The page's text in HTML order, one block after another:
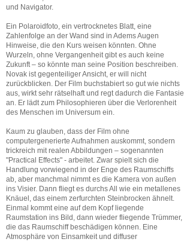
und Navigator.
Ein Polaroidfoto, ein vertrocknetes Blatt, eine
Zahlenfolge an der Wand sind in Adems Augen
Hinweise, die den Kurs weisen könnten. Ohne
Wurzeln, ohne Vergangenheit gibt es auch keine
Zukunft – so könnte man seine Position beschreiben.
Novak ist gegenteiliger Ansicht, er will nicht
zurückblicken. Der Film buchstabiert so gut wie nichts
aus, wirkt sehr rätselhaft und regt dadurch die Fantasie
an. Er lädt zum Philosophieren über die Verlorenheit
des Menschen im Universum ein.
Kaum zu glauben, dass der Film ohne
computergenerierte Aufnahmen auskommt, sondern
trickreich mit realen Abbildungen – sogenannten
"Practical Effects" - arbeitet. Zwar spielt sich die
Handlung vorwiegend in der Enge des Raumschiffs
ab, aber manchmal nimmt es die Kamera von außen
ins Visier. Dann fliegt es durchs All wie ein metallenes
Knäuel, das einem zerfurchten Steinbrocken ähnelt.
Einmal kommt eine auf dem Kopf liegende
Raumstation ins Bild, dann wieder fliegende Trümmer,
die das Raumschiff beschädigen können. Eine
Atmosphäre von Einsamkeit und diffuser